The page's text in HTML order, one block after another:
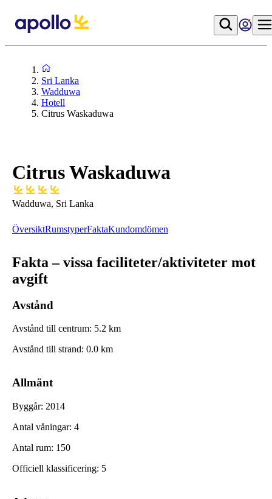
Sri Lanka
Wadduwa
Hotell
Citrus Waskaduwa
Citrus Waskaduwa
Wadduwa, Sri Lanka
ÖversiktRumstyperFaktaKundomdömen
Fakta – vissa faciliteter/aktiviteter mot
avgift
Avstånd
Avstånd till centrum: 5.2 km
Avstånd till strand: 0.0 km
Allmänt
Byggår: 2014
Antal våningar: 4
Antal rum: 150
Officiell klassificering: 5